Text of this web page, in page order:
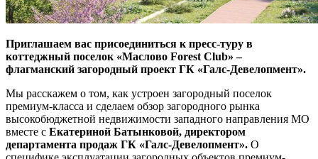
Приглашаем вас присоединиться к пресс-туру в
коттеджный поселок «Маслово Forest Club» –
флагманский загородный проект ГК «Галс-Девелопмент».
Мы расскажем о том, как устроен загородный поселок
премиум-класса и сделаем обзор загородного рынка
высокобюджетной недвижимости западного направления МО
вместе с Екатериной Батынковой, директором
департамента продаж ГК «Галс-Девелопмент». О